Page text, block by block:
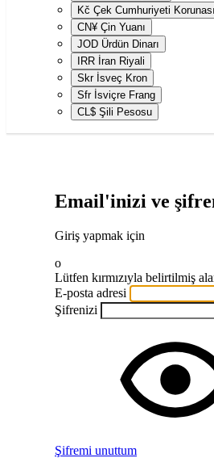
Kč Çek Cumhuriyeti Korunası
CN¥ Çin Yuanı
JOD Ürdün Dinarı
IRR İran Riyali
Skr İsveç Kron
Sfr İsviçre Frang
CL$ Şili Pesosu
Email'inizi ve
Giriş yapmak için
o
Lütfen kırmızıyla belirtilmiş
E-posta adresi
Şifrenizi
Şifremi unuttum